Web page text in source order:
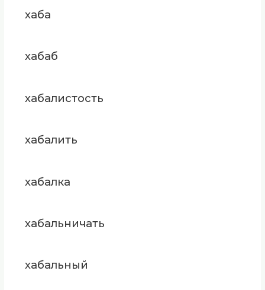
хаба
хабаб
хабалистость
хабалить
хабалка
хабальничать
хабальный